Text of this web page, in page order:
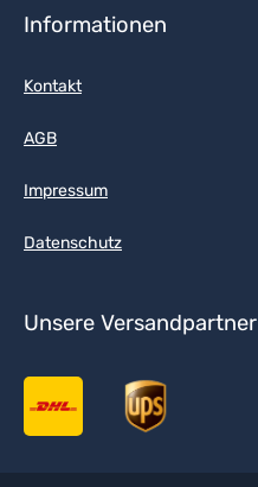
Informationen
Kontakt
AGB
Impressum
Datenschutz
Unsere Versandpartner